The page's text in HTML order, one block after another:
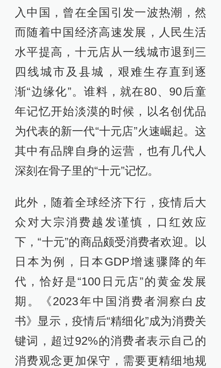
入中国，曾在全国引发一波热潮，然
而随着中国经济高速发展，人民生活
水平提高，十元店从一线城市退到三
四线城市及县城，艰难生存直到逐
渐“边缘化”。谁料，就在80、90后童
年记忆开始淡漠的时候，以名创优品
为代表的新一代“十元店”火速崛起。这
其中有品牌自身的运营，也有几代人
深刻在骨子里的“十元”记忆。
此外，随着全球经济下行，疫情后大
众对大宗消费越发谨慎，口红效应
下，“十元”的商品颇受消费者欢迎。以
日本为例，日本GDP增速骤降的年
代，恰好是“100日元店”的黄金发展
期。《2023年中国消费者洞察白皮
书》显示，疫情后“精细化”成为消费关
键词，超过92%的消费者表示自己的
消费观念更加保守，需要更精细地规